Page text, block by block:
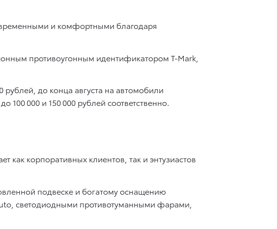
и комфортными благодаря
противоугонным идентификатором T-Mark,
до конца августа на автомобили
000 и 150 000 рублей соответственно.
как корпоративных клиентов, так и энтузиастов
подвеске и богатому оснащению
светодиодными противотуманными фарами,